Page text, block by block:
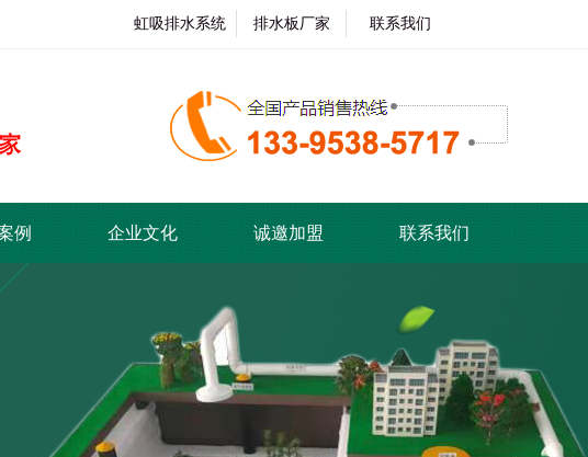
虹吸排水系统 排水板厂家 联系我们
例 企业文化 诚邀加盟 联系我们